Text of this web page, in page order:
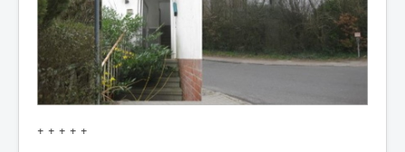
+ + + + +